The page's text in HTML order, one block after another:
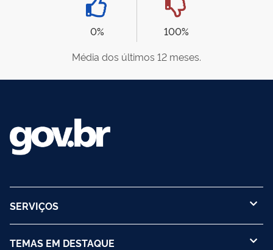
0%
100%
Média dos últimos 12 meses.
SERVIÇOS
TEMAS EM DESTAQUE